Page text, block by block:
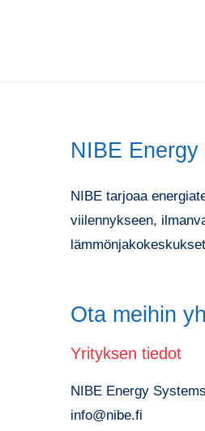
NIBE
NIBE tarjoaa
viilennykseen,
Ota meihin
Yrityksen tiedot
NIBE Energy
info@nibe.fi